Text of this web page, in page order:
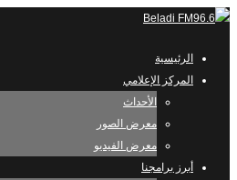
الرئيسية
المركز الإعلامي
الأحداث
معرض الصور
معرض الفيديو
أبرز برامجنا